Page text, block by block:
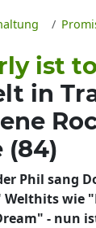
ist
in
(84)
Phil sang
wie
- nun